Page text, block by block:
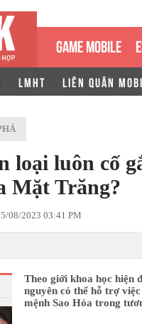
GAME MOBILE
LMHT LIÊN QUÂN
loại luôn cố
Mặt Trăng?
08/2023 03:41 PM
Theo giới khoa học hiện
nguyên có thể hỗ trợ
mệnh Sao Hỏa trong